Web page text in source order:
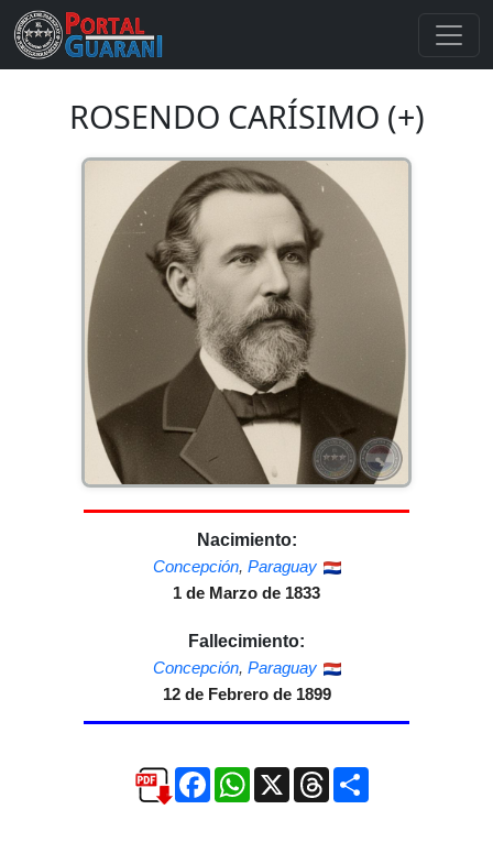
ROSENDO CARÍSIMO (+)
Nacimiento:
Concepción, Paraguay
1 de Marzo de 1833
Fallecimiento:
Concepción, Paraguay
12 de Febrero de 1899
FacebookWhatsApp
X ThreadsCompartir